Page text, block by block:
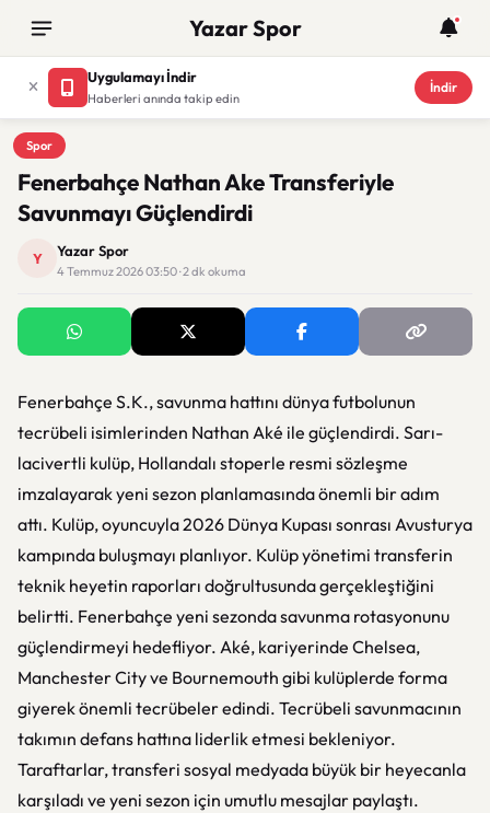
Yazar Spor
Uygulamayı İndir
Haberleri anında takip edin
İndir
Spor
Spor
Fenerbahçe Nathan Ake Transferiyle
Savunmayı Güçlendirdi
Y Yazar Spor
4 Temmuz 2026 03:50 · 2 dk okuma
Fenerbahçe S.K., savunma hattını dünya futbolunun
tecrübeli isimlerinden Nathan Aké ile güçlendirdi. Sarı-
lacivertli kulüp, Hollandalı stoperle resmi sözleşme
imzalayarak yeni sezon planlamasında önemli bir adım
attı. Kulüp, oyuncuyla 2026 Dünya Kupası sonrası Avusturya
kampında buluşmayı planlıyor. Kulüp yönetimi transferin
teknik heyetin raporları doğrultusunda gerçekleştiğini
belirtti. Fenerbahçe yeni sezonda savunma rotasyonunu
güçlendirmeyi hedefliyor. Aké, kariyerinde Chelsea,
Manchester City ve Bournemouth gibi kulüplerde forma
giyerek önemli tecrübeler edindi. Tecrübeli savunmacının
takımın defans hattına liderlik etmesi bekleniyor.
Taraftarlar, transferi sosyal medyada büyük bir heyecanla
karşıladı ve yeni sezon için umutlu mesajlar paylaştı.